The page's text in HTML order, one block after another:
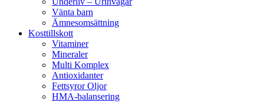
Vänta barn
Ämnesomsättning
Kosttillskott
Vitaminer
Mineraler
Multi Komplex
Antioxidanter
Fettsyror Oljor
HMA-balansering